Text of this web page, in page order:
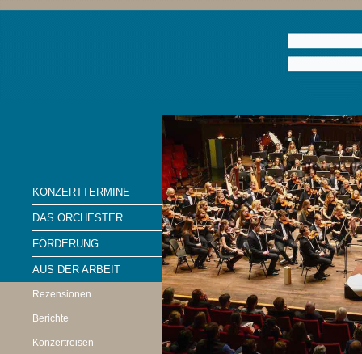
KONZERTTERMINE
DAS ORCHESTER
FÖRDERUNG
AUS DER ARBEIT
Rezensionen
Berichte
Konzertreisen